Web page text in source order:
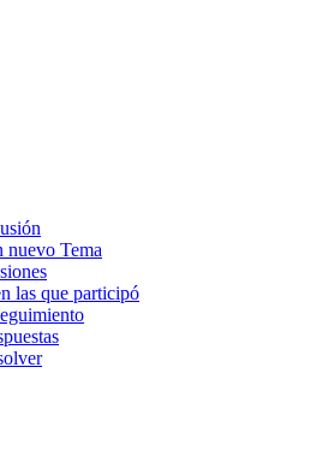
nuevo Tema
las que participó